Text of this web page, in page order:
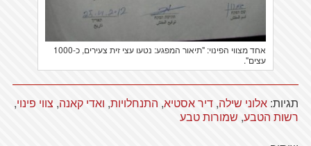
אחד מצווי הפינוי: "תיאור המפגע: נטעו עצי זית צעירים, כ-1000
עצים".
תגיות: אלוני שילה, דיר אסטיא, התנחלויות, ואדי קאנה, צווי פינוי,
רשות הטבע, שמורות טבע